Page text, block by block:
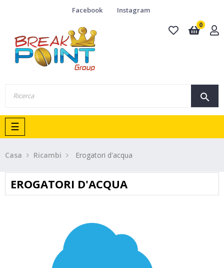
Facebook Instagram
search
0
navigazione
Toggle
☰
Casa Ricambi Erogatori d'acqua
EROGATORI D'ACQUA